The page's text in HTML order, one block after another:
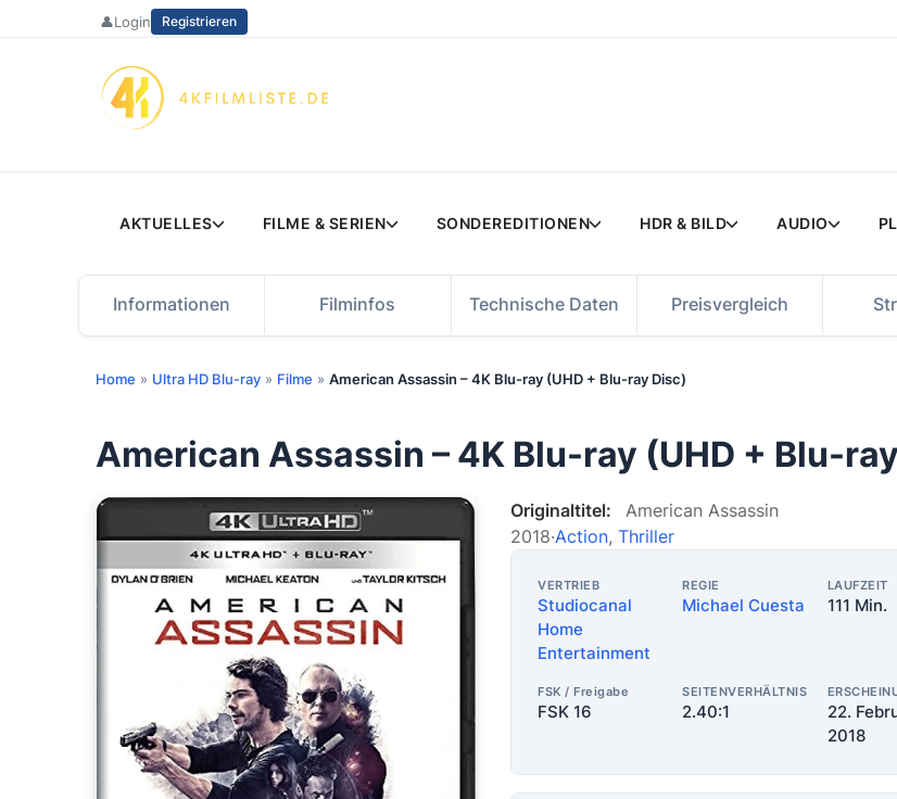
👤Login Registrieren
AKTUELLES FILME & SERIEN SONDEREDITIONEN HDR & BILD AUDIO
Informationen Filminfos Technische Daten Preisvergleich
Home » Ultra HD Blu-ray » Filme » American Assassin – 4K Blu-ray (UHD + Blu-ray Disc)
American Assassin – 4K Blu-ray (UHD + Blu-
Originaltitel:
American Assassin
2018·Action, Thriller
VERTRIEB
Studiocanal
Home
Entertainment
REGIE
Michael Cuesta
LAUFZEIT
111 Min.
FSK / Freigabe
FSK 16
SEITENVERHÄLTNIS
2.40:1
22.
2018